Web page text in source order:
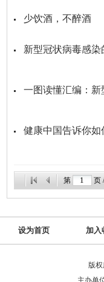
少饮酒，不醉酒
新型冠状病毒感
一图读懂汇编：
健康中国告诉你
第 页
设为首页 加入
版
主办单